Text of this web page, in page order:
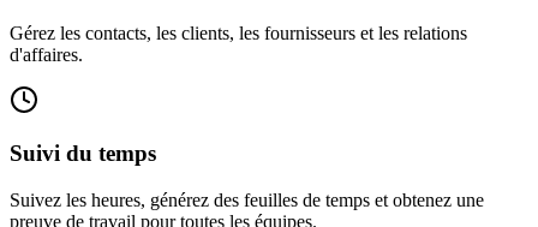
Gérez les contacts, les clients, les fournisseurs et les relations
d'affaires.
Suivi du temps
Suivez les heures, générez des feuilles de temps et obtenez une
preuve de travail pour toutes les équipes.